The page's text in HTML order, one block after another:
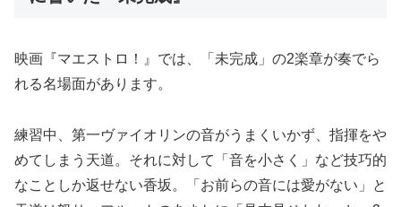
映画『マエストロ！』では、「未完成」の2楽章が奏でら
れる名場面があります。
練習中、第一ヴァイオリンの音がうまくいかず、指揮をや
めてしまう天道。それに対して「音を小さく」など技巧的
なことしか返せない香坂。「お前らの音には愛がない」と